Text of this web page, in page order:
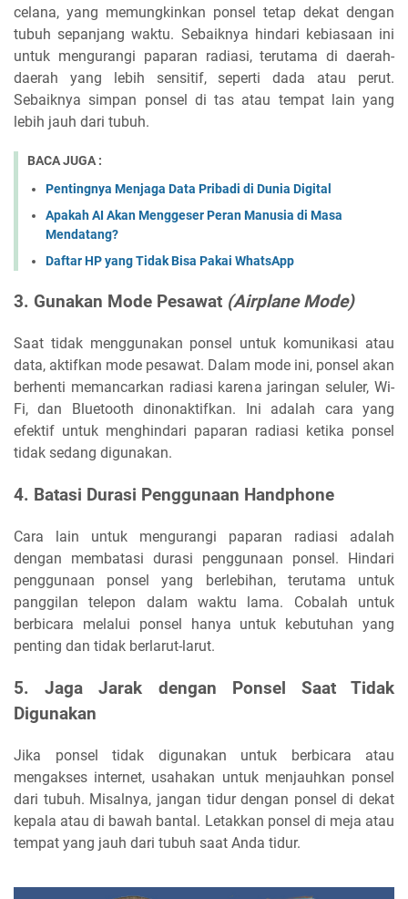
celana, yang memungkinkan ponsel tetap dekat dengan
tubuh sepanjang waktu. Sebaiknya hindari kebiasaan ini
untuk mengurangi paparan radiasi, terutama di daerah-
daerah yang lebih sensitif, seperti dada atau perut.
Sebaiknya simpan ponsel di tas atau tempat lain yang
lebih jauh dari tubuh.
BACA JUGA :
Pentingnya Menjaga Data Pribadi di Dunia Digital
Apakah AI Akan Menggeser Peran Manusia di Masa
Mendatang?
Daftar HP yang Tidak Bisa Pakai WhatsApp
3. Gunakan Mode Pesawat (Airplane Mode)
Saat tidak menggunakan ponsel untuk komunikasi atau
data, aktifkan mode pesawat. Dalam mode ini, ponsel akan
berhenti memancarkan radiasi karena jaringan seluler, Wi-
Fi, dan Bluetooth dinonaktifkan. Ini adalah cara yang
efektif untuk menghindari paparan radiasi ketika ponsel
tidak sedang digunakan.
4. Batasi Durasi Penggunaan Handphone
Cara lain untuk mengurangi paparan radiasi adalah
dengan membatasi durasi penggunaan ponsel. Hindari
penggunaan ponsel yang berlebihan, terutama untuk
panggilan telepon dalam waktu lama. Cobalah untuk
berbicara melalui ponsel hanya untuk kebutuhan yang
penting dan tidak berlarut-larut.
5. Jaga Jarak dengan Ponsel Saat Tidak
Digunakan
Jika ponsel tidak digunakan untuk berbicara atau
mengakses internet, usahakan untuk menjauhkan ponsel
dari tubuh. Misalnya, jangan tidur dengan ponsel di dekat
kepala atau di bawah bantal. Letakkan ponsel di meja atau
tempat yang jauh dari tubuh saat Anda tidur.